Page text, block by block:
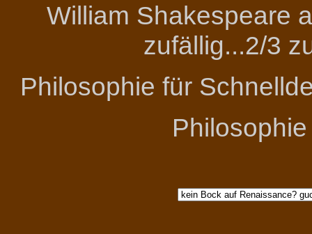
William Shakespeare
zufällig...2/3
Philosophie für